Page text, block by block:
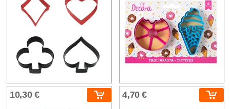
10,30 € 4,70 €